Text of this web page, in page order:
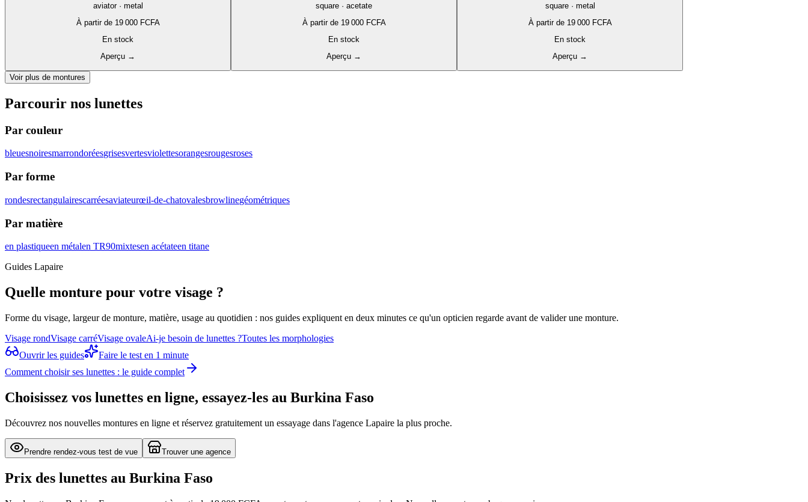
aviator · metal
À partir de 19 000 FCFA
En stock
Aperçu →
square · acetate
À partir de 19 000 FCFA
En stock
Aperçu →
square · metal
À partir de 19 000 FCFA
En stock
Aperçu →
Voir plus de montures
Parcourir nos lunettes
Par couleur
bleuesnoiresmarrondoréesgrisesvertesviolettesorangesrougesroses
Par forme
rondesrectangulairescarréesaviateurœil-de-chatovalesbrowlinegéométriques
Par matière
en plastiqueen métalen TR90mixtesen acétateen titane
Guides Lapaire
Quelle monture pour votre visage ?
Forme du visage, largeur de monture, matière, usage au quotidien : nos guides expliquent en deux minutes ce qu'un opticien regarde avant de valider une monture.
Visage rondVisage carréVisage ovaleAi-je besoin de lunettes ?Toutes les morphologies
Ouvrir les guides
Faire le test en 1 minute
Comment choisir ses lunettes : le guide complet
Choisissez vos lunettes en ligne, essayez-les au Burkina Faso
Découvrez nos nouvelles montures en ligne et réservez gratuitement un essayage dans l'agence Lapaire la plus proche.
Prendre rendez-vous test de vue Trouver une agence
Prix des lunettes au Burkina Faso